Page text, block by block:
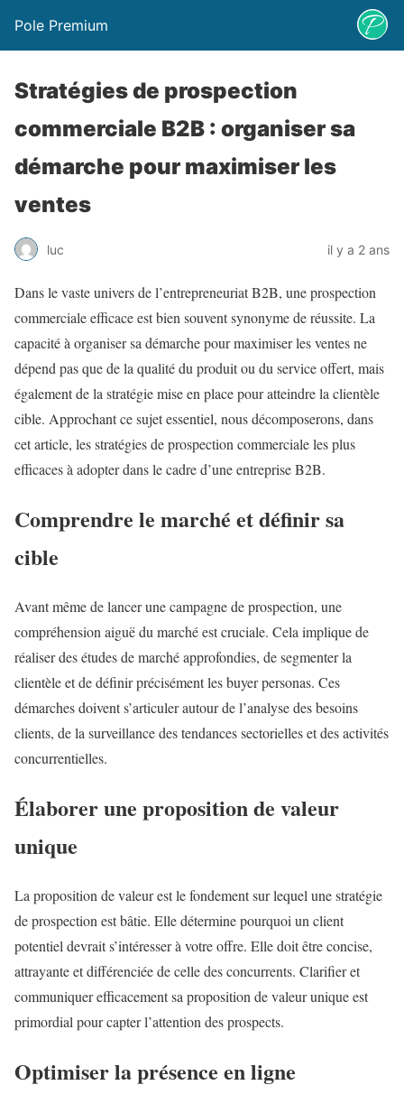
Pole Premium
Stratégies de prospection
commerciale B2B : organiser sa
démarche pour maximiser les
ventes
luc il y a 2 ans
Dans le vaste univers de l’entrepreneuriat B2B, une prospection
commerciale efficace est bien souvent synonyme de réussite. La
capacité à organiser sa démarche pour maximiser les ventes ne
dépend pas que de la qualité du produit ou du service offert, mais
également de la stratégie mise en place pour atteindre la clientèle
cible. Approchant ce sujet essentiel, nous décomposerons, dans
cet article, les stratégies de prospection commerciale les plus
efficaces à adopter dans le cadre d’une entreprise B2B.
Comprendre le marché et définir sa
cible
Avant même de lancer une campagne de prospection, une
compréhension aiguë du marché est cruciale. Cela implique de
réaliser des études de marché approfondies, de segmenter la
clientèle et de définir précisément les buyer personas. Ces
démarches doivent s’articuler autour de l’analyse des besoins
clients, de la surveillance des tendances sectorielles et des activités
concurrentielles.
Élaborer une proposition de valeur
unique
La proposition de valeur est le fondement sur lequel une stratégie
de prospection est bâtie. Elle détermine pourquoi un client
potentiel devrait s’intéresser à votre offre. Elle doit être concise,
attrayante et différenciée de celle des concurrents. Clarifier et
communiquer efficacement sa proposition de valeur unique est
primordial pour capter l’attention des prospects.
Optimiser la présence en ligne